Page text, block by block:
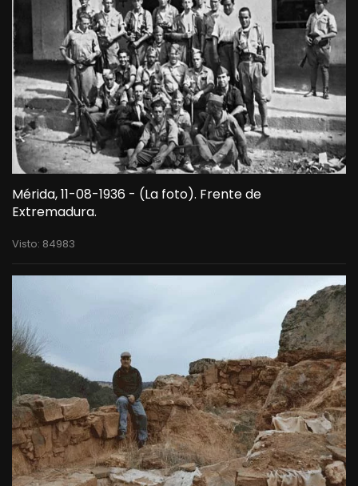
Mérida, 11-08-1936 - (La foto). Frente de
Extremadura.
Visto: 84983